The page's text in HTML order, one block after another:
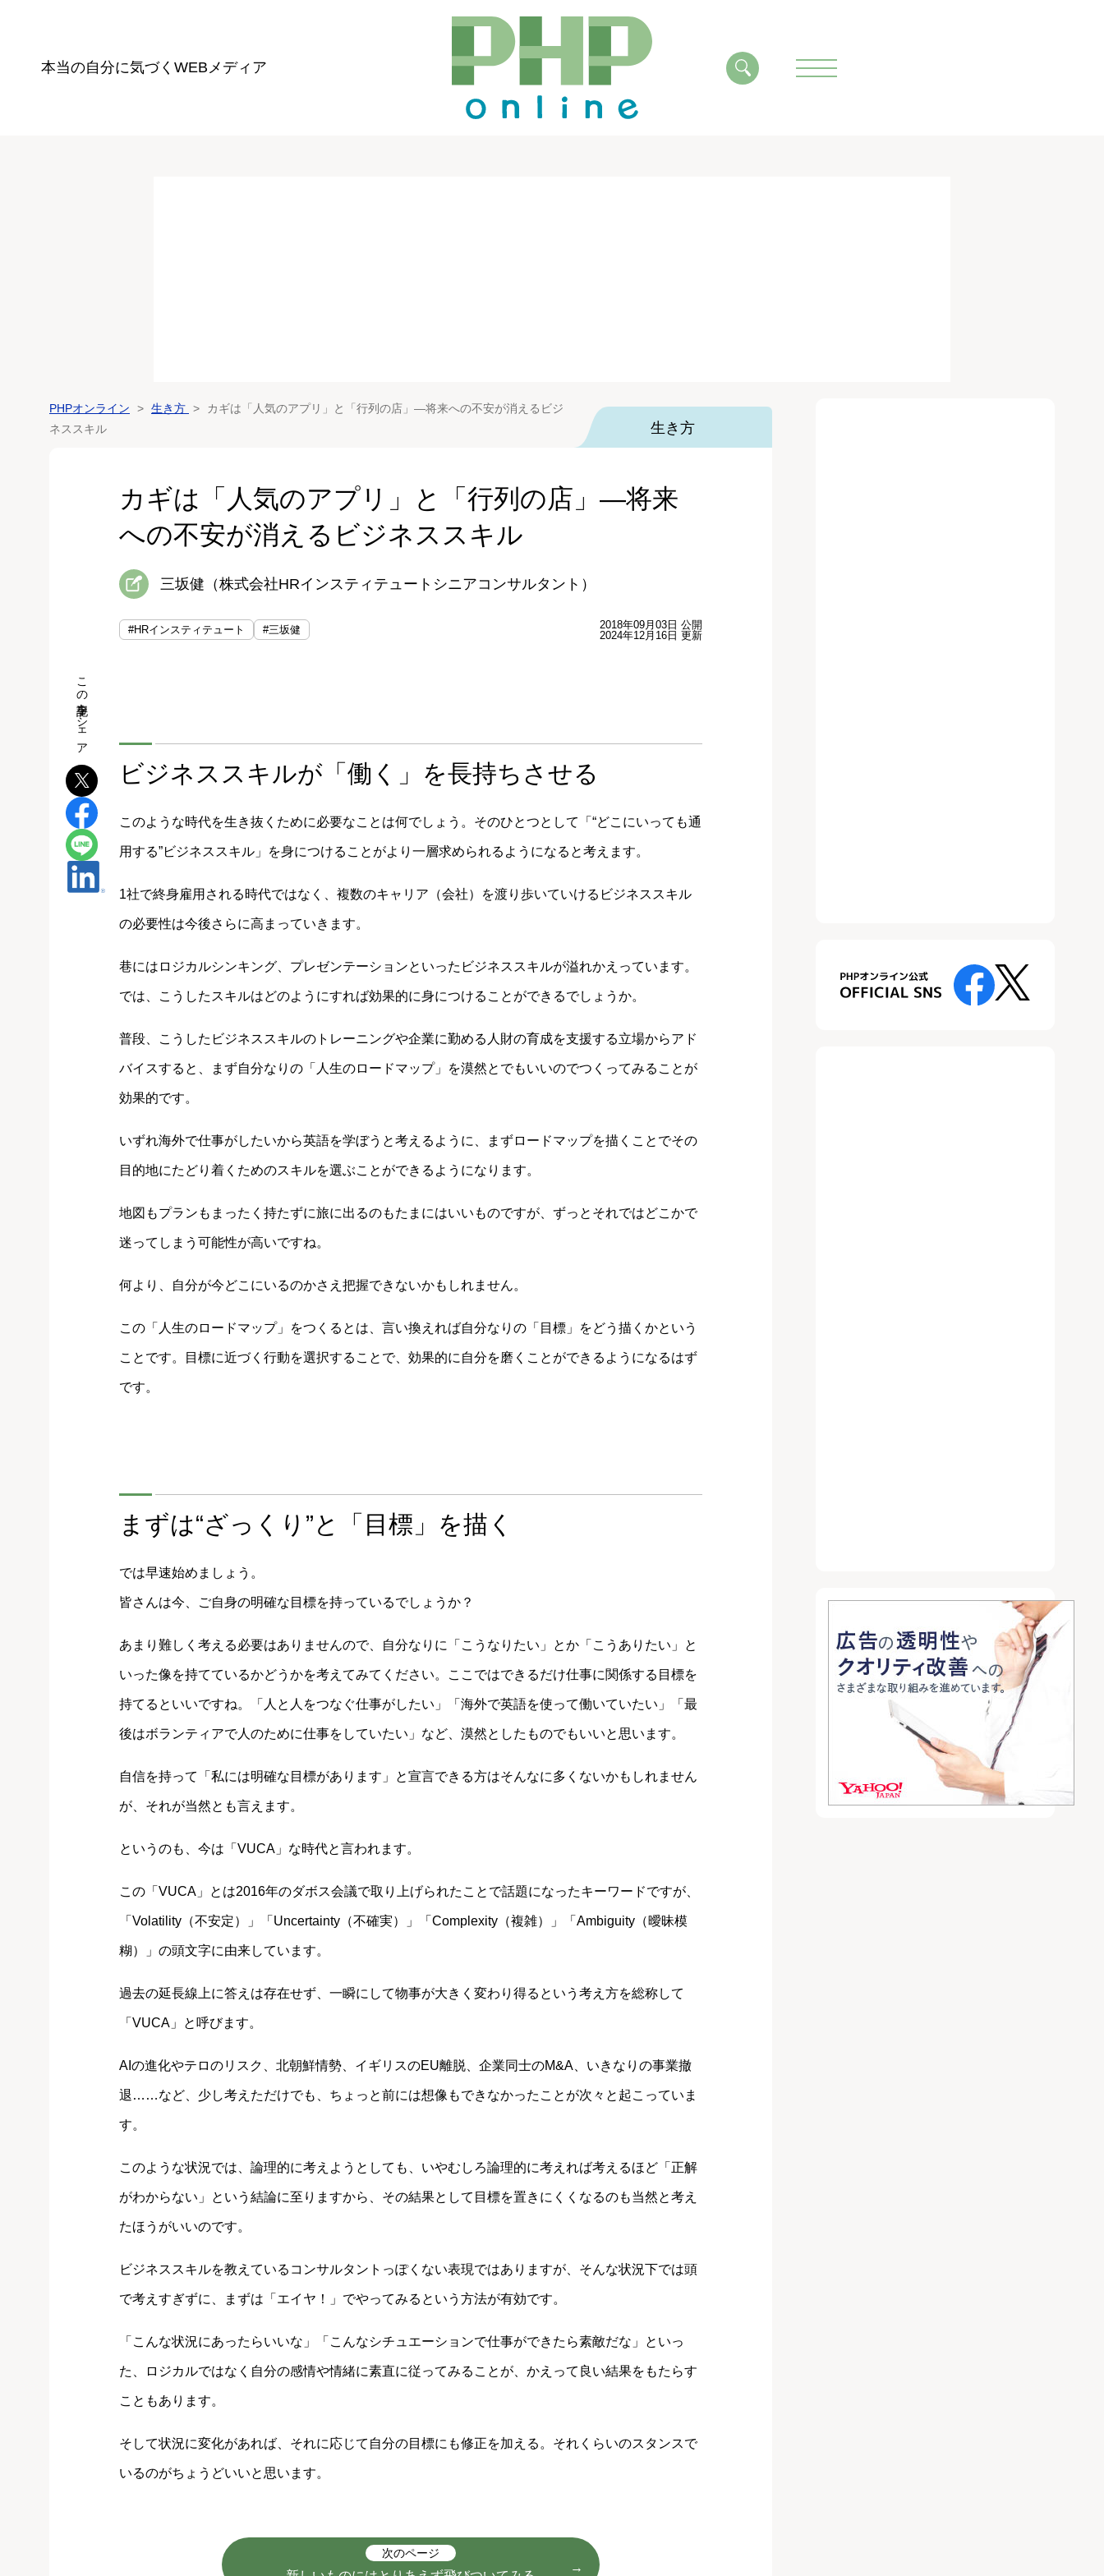
本当の自分に気づく WEBメディア
PHPオンライン 生き方
カギは「人気のアプリ」と「行列の店」―将来への不安が消えるビジ
ネススキル
生き方
カギは「人気のアプリ」と「行列の店」―将来
への不安が消えるビジネススキル
三坂健（株式会社HRインスティテュートシニアコンサルタント）
#HRインスティテュート #三坂健
2018年09月03日 公開
2024年12月16日 更新
ビジネススキルが「働く」を長持ちさせる
このような時代を生き抜くために必要なことは何でしょう。そのひとつとして「“どこにいっても通
用する”ビジネススキル」を身につけることがより一層求められるようになると考えます。
1社で終身雇用される時代ではなく、複数のキャリア（会社）を渡り歩いていけるビジネススキル
の必要性は今後さらに高まっていきます。
巷にはロジカルシンキング、プレゼンテーションといったビジネススキルが溢れかえっています。
では、こうしたスキルはどのようにすれば効果的に身につけることができるでしょうか。
普段、こうしたビジネススキルのトレーニングや企業に勤める人財の育成を支援する立場からアド
バイスすると、まず自分なりの「人生のロードマップ」を漠然とでもいいのでつくってみることが
効果的です。
いずれ海外で仕事がしたいから英語を学ぼうと考えるように、まずロードマップを描くことでその
目的地にたどり着くためのスキルを選ぶことができるようになります。
地図もプランもまったく持たずに旅に出るのもたまにはいいものですが、ずっとそれではどこかで
迷ってしまう可能性が高いですね。
何より、自分が今どこにいるのかさえ把握できないかもしれません。
この「人生のロードマップ」をつくるとは、言い換えれば自分なりの「目標」をどう描くかという
ことです。目標に近づく行動を選択することで、効果的に自分を磨くことができるようになるはず
です。
まずは“ざっくり”と「目標」を描く
では早速始めましょう。
皆さんは今、ご自身の明確な目標を持っているでしょうか？
あまり難しく考える必要はありませんので、自分なりに「こうなりたい」とか「こうありたい」と
いった像を持てているかどうかを考えてみてください。ここではできるだけ仕事に関係する目標を
持てるといいですね。「人と人をつなぐ仕事がしたい」「海外で英語を使って働いていたい」「最
後はボランティアで人のために仕事をしていたい」など、漠然としたものでもいいと思います。
自信を持って「私には明確な目標があります」と宣言できる方はそんなに多くないかもしれません
が、それが当然とも言えます。
というのも、今は「VUCA」な時代と言われます。
この「VUCA」とは2016年のダボス会議で取り上げられたことで話題になったキーワードですが、
「Volatility（不安定）」「Uncertainty（不確実）」「Complexity（複雑）」「Ambiguity（曖昧模
糊）」の頭文字に由来しています。
過去の延長線上に答えは存在せず、一瞬にして物事が大きく変わり得るという考え方を総称して
「VUCA」と呼びます。
AIの進化やテロのリスク、北朝鮮情勢、イギリスのEU離脱、企業同士のM&A、いきなりの事業撤
退……など、少し考えただけでも、ちょっと前には想像もできなかったことが次々と起こっていま
す。
このような状況では、論理的に考えようとしても、いやむしろ論理的に考えれば考えるほど「正解
がわからない」という結論に至りますから、その結果として目標を置きにくくなるのも当然と考え
たほうがいいのです。
ビジネススキルを教えているコンサルタントっぽくない表現ではありますが、そんな状況下では頭
で考えすぎずに、まずは「エイヤ！」でやってみるという方法が有効です。
「こんな状況にあったらいいな」「こんなシチュエーションで仕事ができたら素敵だな」といっ
た、ロジカルではなく自分の感情や情緒に素直に従ってみることが、かえって良い結果をもたらす
こともあります。
そして状況に変化があれば、それに応じて自分の目標にも修正を加える。それくらいのスタンスで
いるのがちょうどいいと思います。
次のページ
この記事をシェア